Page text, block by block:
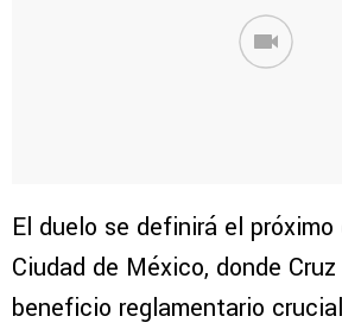
El duelo se definirá el próximo
Ciudad de México, donde
beneficio reglamentario